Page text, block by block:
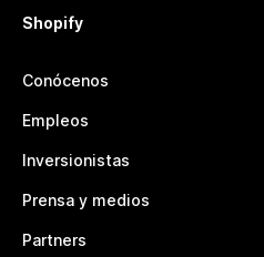
Shopify
Conócenos
Empleos
Inversionistas
Prensa y medios
Partners